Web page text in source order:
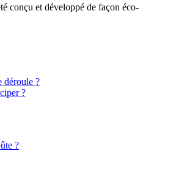
conçu et développé de façon éco-
déroule ?
?
?